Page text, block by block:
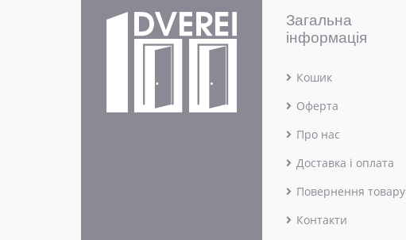
Загальна
інформація
Кошик
Оферта
Про нас
Доставка і оплата
Повернення товару
Контакти